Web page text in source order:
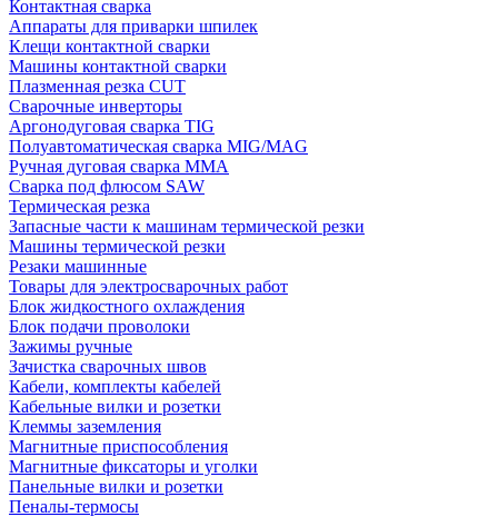
Контактная сварка
Аппараты для приварки шпилек
Клещи контактной сварки
Машины контактной сварки
Плазменная резка CUT
Сварочные инверторы
Аргонодуговая сварка TIG
Полуавтоматическая сварка MIG/MAG
Ручная дуговая сварка MMA
Сварка под флюсом SAW
Термическая резка
Запасные части к машинам термической резки
Машины термической резки
Резаки машинные
Товары для электросварочных работ
Блок жидкостного охлаждения
Блок подачи проволоки
Зажимы ручные
Зачистка сварочных швов
Кабели, комплекты кабелей
Кабельные вилки и розетки
Клеммы заземления
Магнитные приспособления
Магнитные фиксаторы и уголки
Панельные вилки и розетки
Пеналы-термосы